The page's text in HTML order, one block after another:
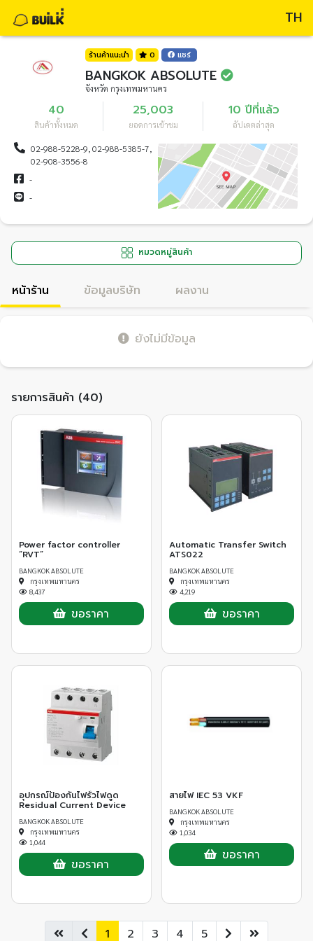
TH
ร้านค้าแนะนำ 0 แชร์
BANGKOK ABSOLUTE
จังหวัด กรุงเทพมหานคร
40
สินค้าทั้งหมด
25,003
ยอดการเข้าชม
10 ปีที่แล้ว
อัปเดตล่าสุด
02-988-5228-9, 02-988-5385-7,
02-908-3556-8
-
-
หมวดหมู่สินค้า
หน้าร้าน ข้อมูลบริษัท ผลงาน
ยังไม่มีข้อมูล
รายการสินค้า (40)
Power factor controller
“RVT”
BANGKOK ABSOLUTE
กรุงเทพมหานคร
8,437
ขอราคา
Automatic Transfer Switch
ATS022
BANGKOK ABSOLUTE
กรุงเทพมหานคร
4,219
ขอราคา
อุปกรณ์ป้องกันไฟรั่วไฟดูด
Residual Current Device
BANGKOK ABSOLUTE
กรุงเทพมหานคร
1,044
ขอราคา
สายไฟ IEC 53 VKF
BANGKOK ABSOLUTE
กรุงเทพมหานคร
1,034
ขอราคา
1 2 3 4 5